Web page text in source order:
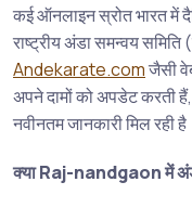
कई ऑनलाइन स्रोत भारत में
राष्ट्रीय अंडा समन्वय
Andekarate.comजैसी
अपने दामों को अपडेट करती
नवीनतम जानकारी मिल रही
क्या Raj-nandgaon में